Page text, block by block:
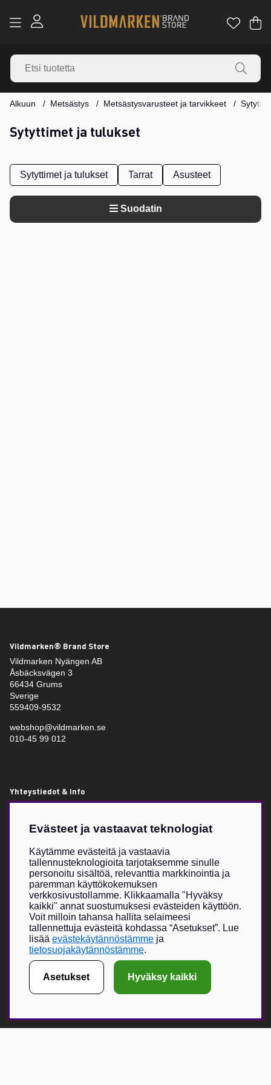
.
Alkuun Metsästys Metsästysvarusteet ja tarvikkeet
Sytyttimet ja tulukset
Sytyttimet ja tulukset Tarrat Asusteet
Suodatin
Vildmarken® Brand Store
Vildmarken Nyängen AB
Åsbäcksvägen 3
66434 Grums
Sverige
559409-9532
webshop@vildmarken.se
010-45 99 012
Yhteystiedot & info
Kokotaulukko
Villkor & info
Vildmarken Brand Storesta
Vildmarkenin itse kehittämä tuotevalikoima on kasvanut viime
vuosien aikana, ja nyt Vildmarken Brand Store -visio toteutuu –
ainutlaatuisesti suunniteltu myymälä, jossa painopiste on
uniikeissa tuotteissa. Vildmarken on jo vuodesta 2015 lähtien
tarjonnut lukijoilleen ja seuraajilleen mahdollisuuden tilata
vaatteita, lippiksiä ja muita asusteita.
Verkkokauppa on kasvanut erittäin suosituksi, ja fyysisen
myymälän myötä toivomme voivamme tarjota entistä suuremman
Evästeet ja vastaavat teknologiat
Käytämme evästeitä ja vastaavia
tallennusteknologioita tarjotaksemme sinulle
personoitu sisältöä, relevanttia markkinointia ja
paremman käyttökokemuksen
verkkosivustollamme. Klikkaamalla "Hyväksy
kaikki" annat suostumuksesi evästeiden käyttöön.
Voit milloin tahansa hallita selaimeesi
tallennettuja evästeitä kohdassa “Asetukset”. Lue
lisää evästekäytännöstämme ja
tietosuojakäytännöstämme.
Asetukset Hyväksy kaikki